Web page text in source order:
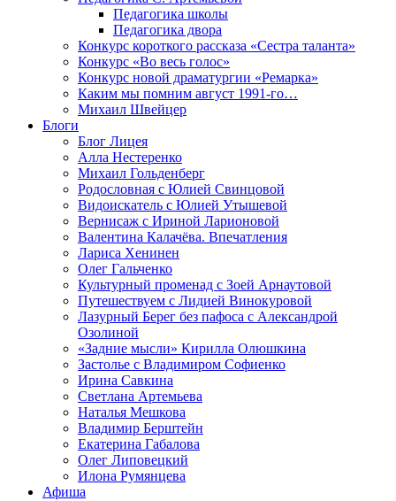
Педагогика школы
Педагогика двора
Конкурс короткого рассказа «Сестра таланта»
Конкурс «Во весь голос»
Конкурс новой драматургии «Ремарка»
Каким мы помним август 1991-го…
Михаил Швейцер
Блоги
Блог Лицея
Алла Нестеренко
Михаил Гольденберг
Родословная с Юлией Свинцовой
Видоискатель с Юлией Утышевой
Вернисаж с Ириной Ларионовой
Валентина Калачёва. Впечатления
Лариса Хенинен
Олег Гальченко
Культурный променад с Зоей Арнаутовой
Путешествуем с Лидией Винокуровой
Лазурный Берег без пафоса с Александрой
Озолиной
«Задние мысли» Кирилла Олюшкина
Застолье с Владимиром Софиенко
Ирина Савкина
Светлана Артемьева
Наталья Мешкова
Владимир Берштейн
Екатерина Габалова
Олег Липовецкий
Илона Румянцева
Афиша